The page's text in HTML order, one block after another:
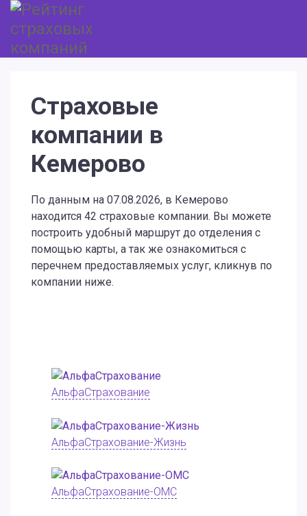
Страховые
компании в
Кемерово
По данным на 07.08.2026, в Кемерово
находится 42 страховые компании. Вы можете
построить удобный маршрут до отделения с
помощью карты, а так же ознакомиться с
перечнем предоставляемых услуг, кликнув по
компании ниже.
АльфаСтрахование
АльфаСтрахование-Жизнь
АльфаСтрахование-ОМС